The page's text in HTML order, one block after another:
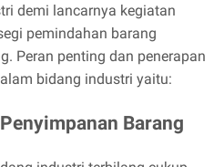
demi lancarnya kegiatan
pemindahan barang
Peran penting dan penerapan
bidang industri yaitu:
Barang